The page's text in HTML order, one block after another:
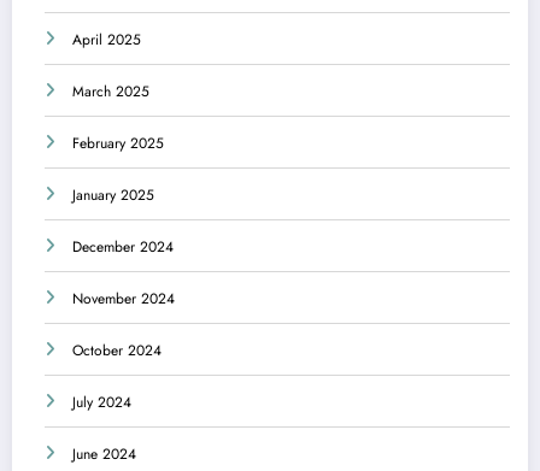
April 2025
March 2025
February 2025
January 2025
December 2024
November 2024
October 2024
July 2024
June 2024